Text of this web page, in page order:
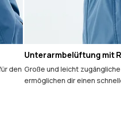
den
Unterarmbelüftung mit
Große und leicht
ermöglichen dir einen